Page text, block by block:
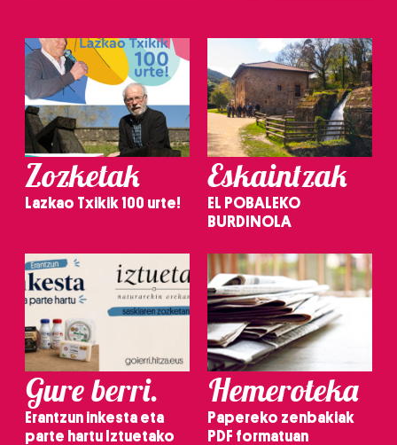
Zozketak
Lazkao Txikik 100 urte!
Eskaintzak
EL POBALEKO
BURDINOLA
Gure berri.
Erantzun inkesta eta
parte hartu Iztuetako
Hemeroteka
Papereko zenbakiak
PDF formatuan